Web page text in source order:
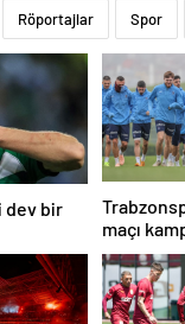
Röportajlar Spor
dev bir
maçı